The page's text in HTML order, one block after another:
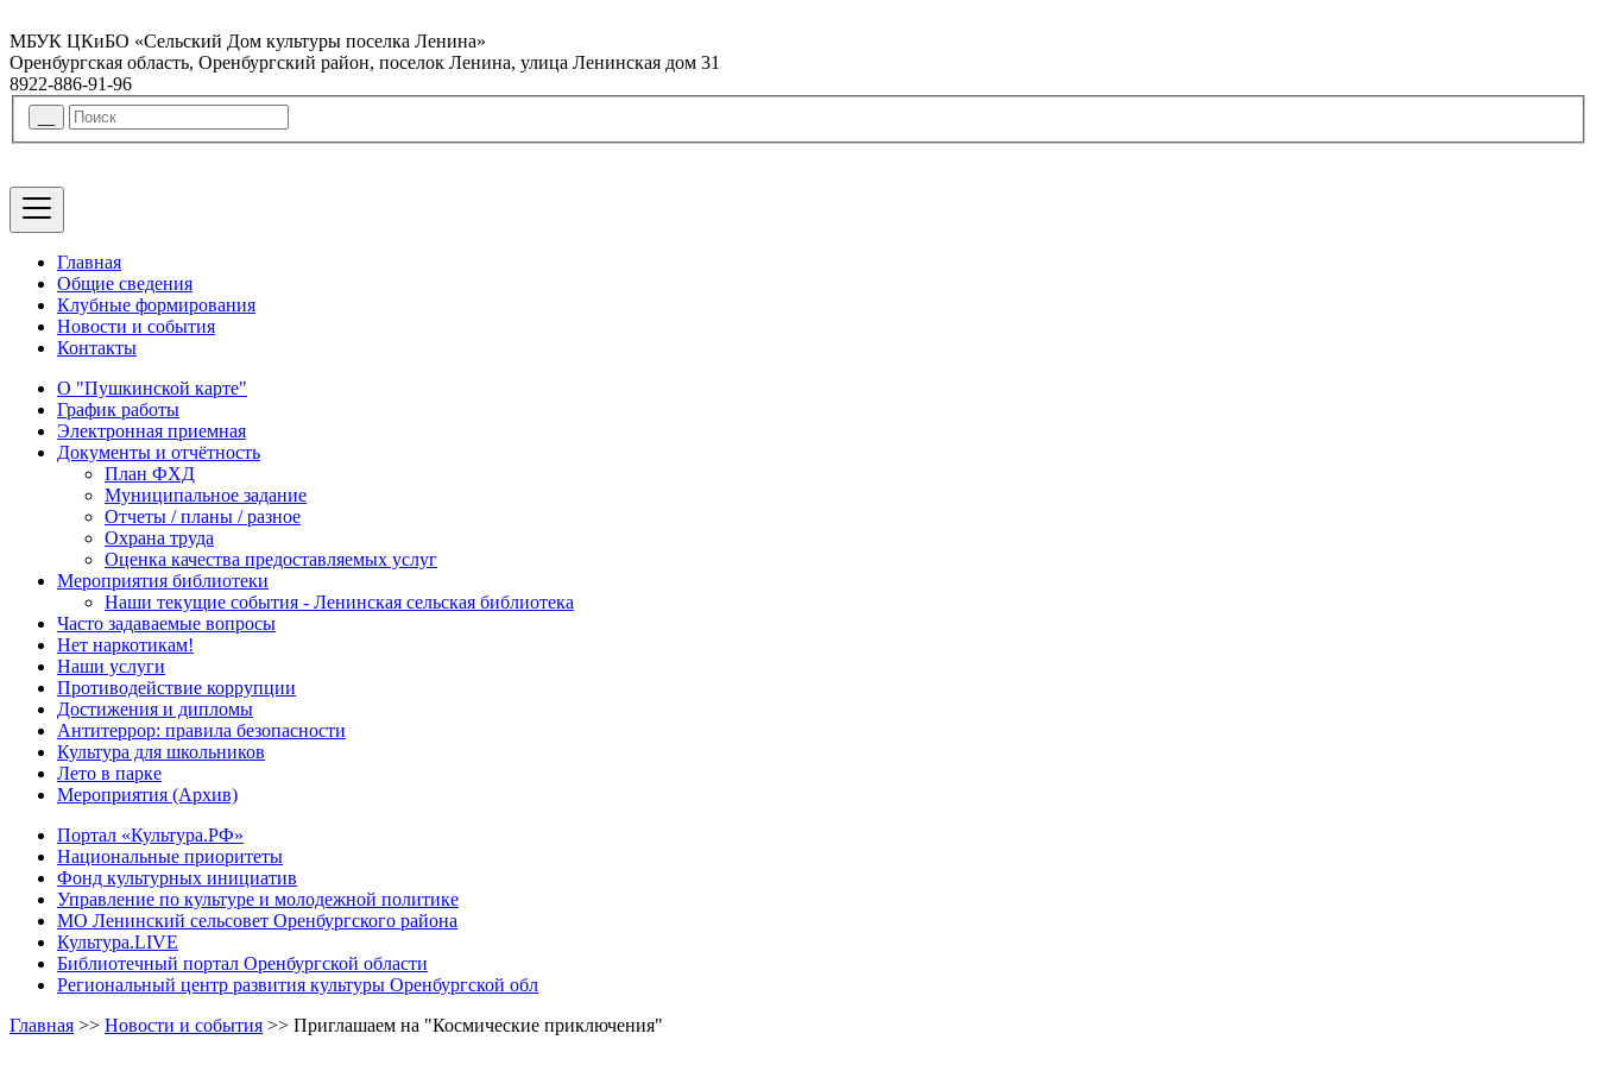
МБУК ЦКиБО «Сельский Дом культуры поселка Ленина»
Оренбургская область, Оренбургский район, поселок Ленина, улица Ленинская дом 31
8922-886-91-96
Главная
Общие сведения
Клубные формирования
Новости и события
Контакты
О "Пушкинской карте"
График работы
Электронная приемная
Документы и отчётность
План ФХД
Муниципальное задание
Отчеты / планы / разное
Охрана труда
Оценка качества предоставляемых услуг
Мероприятия библиотеки
Наши текущие события - Ленинская сельская библиотека
Часто задаваемые вопросы
Нет наркотикам!
Наши услуги
Противодействие коррупции
Достижения и дипломы
Антитеррор: правила безопасности
Культура для школьников
Лето в парке
Мероприятия (Архив)
Портал «Культура.РФ»
Национальные приоритеты
Фонд культурных инициатив
Управление по культуре и молодежной политике
МО Ленинский сельсовет Оренбургского района
Культура.LIVE
Библиотечный портал Оренбургской области
Региональный центр развития культуры Оренбургской обл
Главная >> Новости и события >> Приглашаем на "Космические приключения"